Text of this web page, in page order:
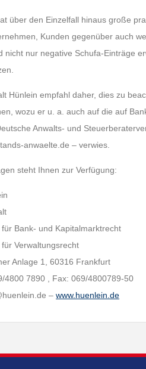
über den Einzelfall hinaus große
Kunden gegenüber auch
nicht nur negative Schufa-Einträge
Hünlein empfahl daher, dies zu
wozu er u. a. auch auf die auf
Anwalts- und
anwaelte.de – verwies.
steht Ihnen zur Verfügung:
Bank- und Kapitalmarktrecht
Verwaltungsrecht
Anlage 1, 60316 Frankfurt
4800 7890 , Fax: 069/4800789-50
–www.huenlein.de